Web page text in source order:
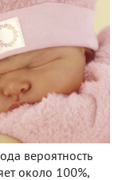
вероятность
около 100%,